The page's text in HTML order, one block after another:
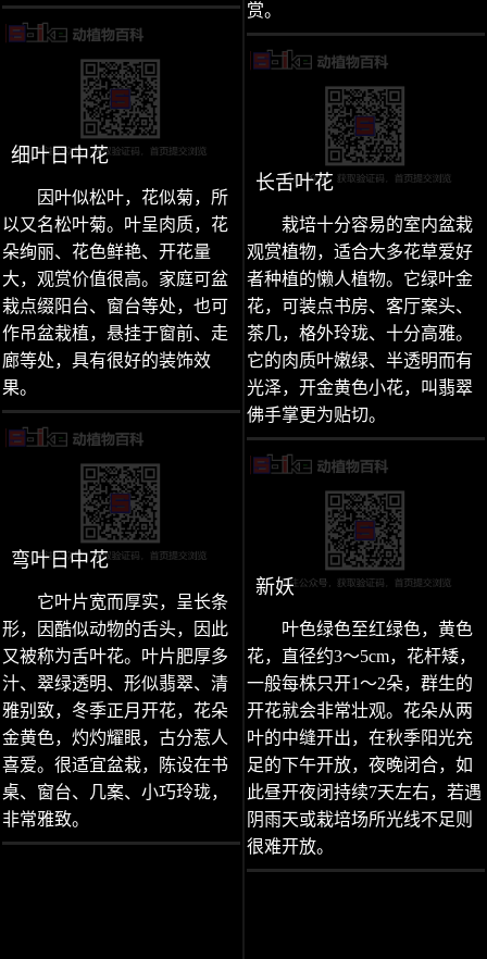
细叶日中花
因叶似松叶，花似菊，所
以又名松叶菊。叶呈肉质，花
朵绚丽、花色鲜艳、开花量
大，观赏价值很高。家庭可盆
栽点缀阳台、窗台等处，也可
作吊盆栽植，悬挂于窗前、走
廊等处，具有很好的装饰效
果。
弯叶日中花
它叶片宽而厚实，呈长条
形，因酷似动物的舌头，因此
又被称为舌叶花。叶片肥厚多
汁、翠绿透明、形似翡翠、清
雅别致，冬季正月开花，花朵
金黄色，灼灼耀眼，古分惹人
喜爱。很适宜盆栽，陈设在书
桌、窗台、几案、小巧玲珑，
非常雅致。
赏。
长舌叶花
栽培十分容易的室内盆栽
观赏植物，适合大多花草爱好
者种植的懒人植物。它绿叶金
花，可装点书房、客厅案头、
茶几，格外玲珑、十分高雅。
它的肉质叶嫩绿、半透明而有
光泽，开金黄色小花，叫翡翠
佛手掌更为贴切。
新妖
叶色绿色至红绿色，黄色
花，直径约3～5cm，花杆矮，
一般每株只开1～2朵，群生的
开花就会非常壮观。花朵从两
叶的中缝开出，在秋季阳光充
足的下午开放，夜晚闭合，如
此昼开夜闭持续7天左右，若遇
阴雨天或栽培场所光线不足则
很难开放。